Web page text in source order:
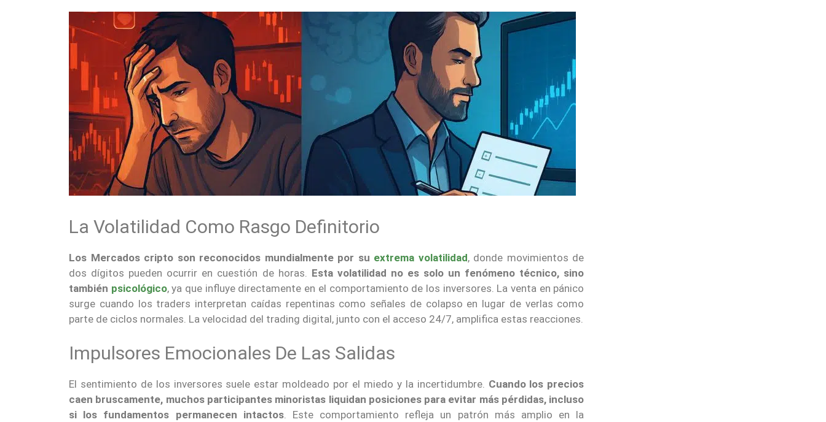
La Volatilidad Como Rasgo Definitorio
Los Mercados cripto son reconocidos mundialmente por su extrema volatilidad, donde movimientos de
dos dígitos pueden ocurrir en cuestión de horas. Esta volatilidad no es solo un fenómeno técnico, sino
también psicológico, ya que influye directamente en el comportamiento de los inversores. La venta en pánico
surge cuando los traders interpretan caídas repentinas como señales de colapso en lugar de verlas como
parte de ciclos normales. La velocidad del trading digital, junto con el acceso 24/7, amplifica estas reacciones.
Impulsores Emocionales De Las Salidas
El sentimiento de los inversores suele estar moldeado por el miedo y la incertidumbre. Cuando los precios
caen bruscamente, muchos participantes minoristas liquidan posiciones para evitar más pérdidas, incluso
si los fundamentos permanecen intactos. Este comportamiento refleja un patrón más amplio en la